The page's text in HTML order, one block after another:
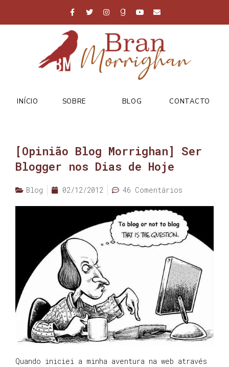
INÍCIO SOBRE BLOG CONTACTO
[Opinião Blog Morrighan] Ser
Blogger nos Dias de Hoje
Blog 02/12/2012 46 Comentários
Quando iniciei a minha aventura na web através